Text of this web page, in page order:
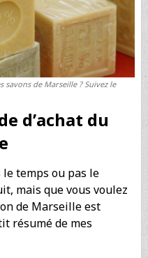
de Marseille ? Suivez le
d’achat du
le temps ou pas le
mais que vous voulez
de Marseille est
résumé de mes